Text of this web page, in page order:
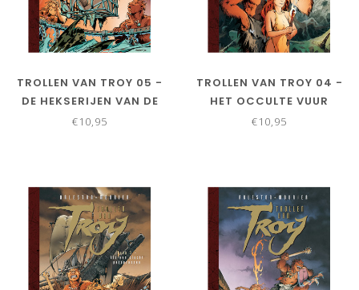
TROLLEN VAN TROY 05 -
DE HEKSERIJEN VAN DE
WONDERDOENER
€10,95
TROLLEN VAN TROY 04 -
HET OCCULTE VUUR
€10,95